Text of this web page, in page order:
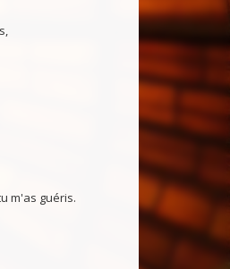
m'as guéris.